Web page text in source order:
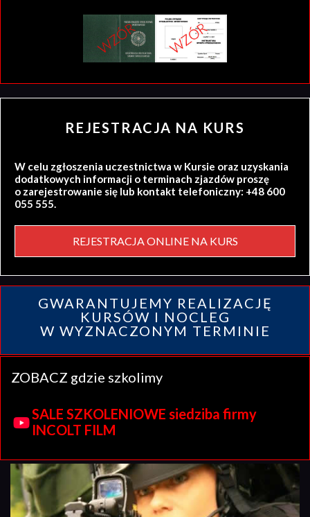
REJESTRACJA NA KURS
W celu zgłoszenia uczestnictwa w Kursie oraz uzyskania
dodatkowych informacji o terminach zjazdów proszę
o zarejestrowanie się lub kontakt telefoniczny: +48 600
055 555.
REJESTRACJA ONLINE NA KURS
GWARANTUJEMY REALIZACJĘ
KURSÓW I NOCLEG
W WYZNACZONYM TERMINIE
ZOBACZ gdzie szkolimy
SALE SZKOLENIOWE siedziba firmy
INCOLT FILM